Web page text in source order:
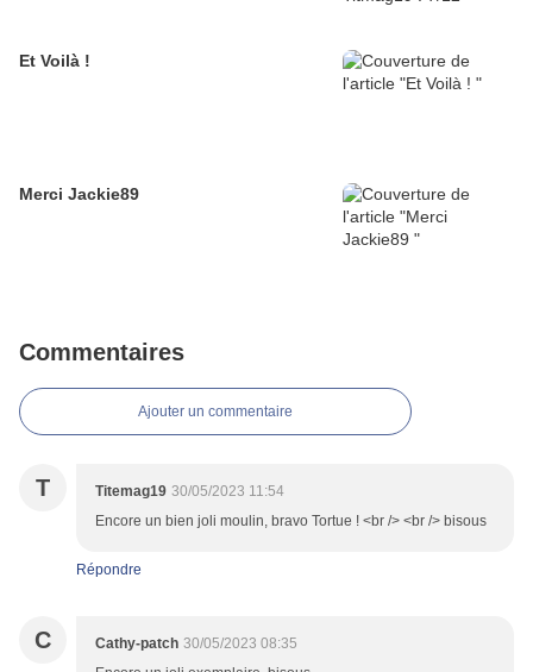
Et Voilà !
Merci Jackie89
Commentaires
Ajouter un commentaire
T Titemag19 30/05/2023 11:54
Encore un bien joli moulin, bravo Tortue ! <br /> <br /> bisous
Répondre
C Cathy-patch 30/05/2023 08:35